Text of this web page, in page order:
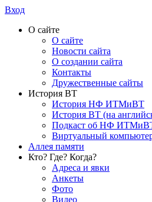
Вход
О сайте
О сайте
Новости сайта
О создании сайта
Контакты
Дружественные сайты
История ВТ
История НФ ИТМиВТ
История ВТ (на
Подкаст об НФ
Виртуальный
Аллея памяти
Кто? Где? Когда?
Адреса и явки
Анкеты
Фото
Видео